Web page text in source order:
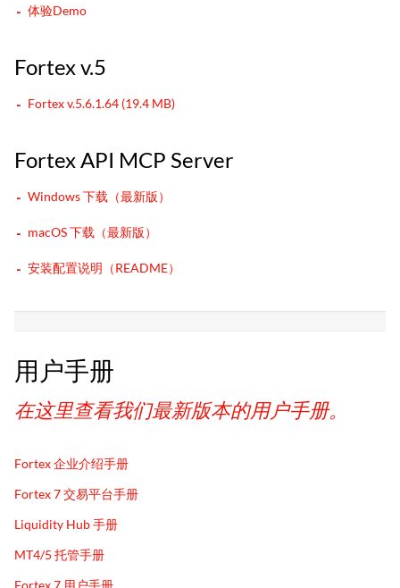
体验Demo
Fortex v.5
Fortex v.5.6.1.64 (19.4 MB)
Fortex API MCP Server
Windows 下载（最新版）
macOS 下载（最新版）
安装配置说明（README）
用户手册
在这里查看我们最新版本的用户手册。
Fortex 企业介绍手册
Fortex 7 交易平台手册
Liquidity Hub 手册
MT4/5 托管手册
Fortex 7 用户手册